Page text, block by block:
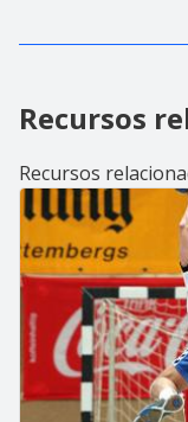
Recursos
Recursos